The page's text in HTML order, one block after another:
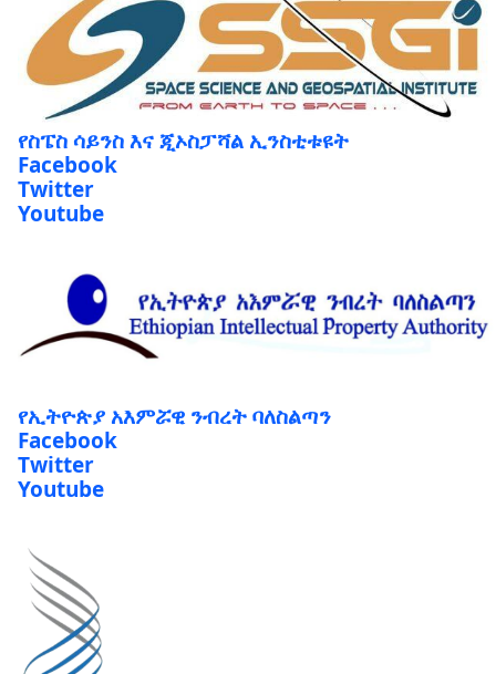
የስፔስ ሳይንስ እና ጂኦስፓሻል ኢንስቲቱዩት
Facebook
Twitter
Youtube
Facebook
Twitter
Youtube